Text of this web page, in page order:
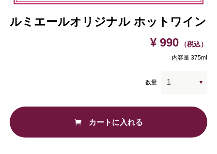
ルミエールオリジナル ホットワイン
¥ 990
（税込）
内容量 375ml
数量
カートに入れる